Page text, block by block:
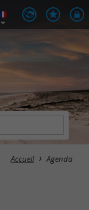
Accueil Agenda